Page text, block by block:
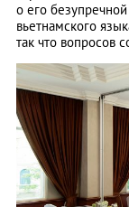
о его
вьетнамского
так что вопросов